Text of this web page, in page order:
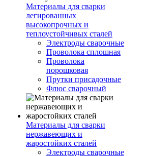
Материалы для сварки
легированных
высокопрочных и
теплоустойчивых сталей
Электроды сварочные
Проволока сплошная
Проволока
порошковая
Прутки присадочные
Флюс сварочный
Материалы для сварки
нержавеющих и
жаростойких сталей
Электроды сварочные